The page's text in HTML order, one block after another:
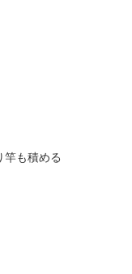
竿も積める